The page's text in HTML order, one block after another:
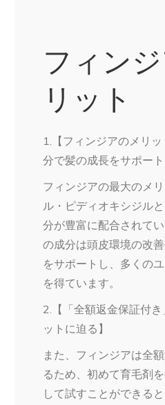
フィン
リット
1.【フィンジアのメリ
分で髪の成長をサポート
フィンジアの最大のメ
ル・ピディオキシジル
分が豊富に配合されて
の成分は頭皮環境の改
をサポートし、多くの
を得ています。
2.【「全額返金保証付
ットに迫る】
また、フィンジアは全
るため、初めて育毛剤
して試すことができる